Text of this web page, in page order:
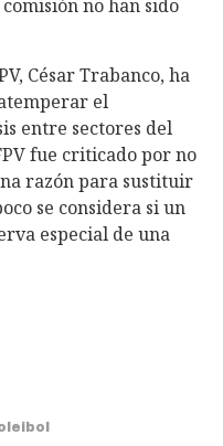
no han sido
César Trabanco, ha
el
entre sectores del
fue criticado por no
razón para sustituir
se considera si un
especial de una